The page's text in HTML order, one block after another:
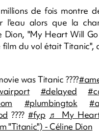
de fois montre
l'eau alors que la
Dion, "My Heart Will
du vol était Titanic",
was Titanic ????
#delayed
#plumbingtok
????#fyp ♬ My
"Titanic") - Céline Dion